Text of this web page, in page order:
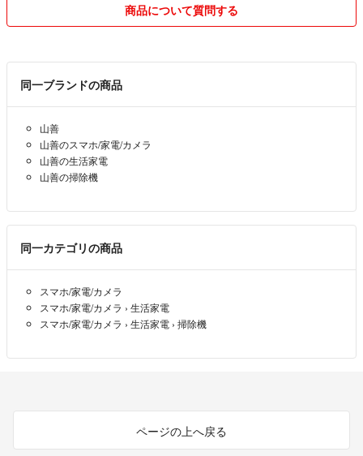
商品について質問する
同一ブランドの商品
山善
山善のスマホ/家電/カメラ
山善の生活家電
山善の掃除機
同一カテゴリの商品
スマホ/家電/カメラ
スマホ/家電/カメラ › 生活家電
スマホ/家電/カメラ › 生活家電 › 掃除機
ページの上へ戻る